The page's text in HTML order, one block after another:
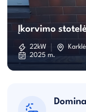
Įkorvimo
22kW
Karklė
2025 m.